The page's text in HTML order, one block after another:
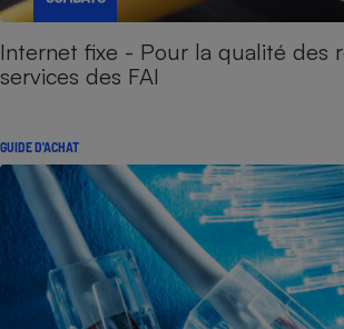
Internet fixe - Pour la qualité des
services des FAI
GUIDE D'ACHAT